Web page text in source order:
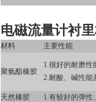
电磁流量计衬
材料 主要性能
聚氨酯橡胶
1.很好的耐磨性
2.耐酸、碱性能
天然橡胶
1.有较好的弹性